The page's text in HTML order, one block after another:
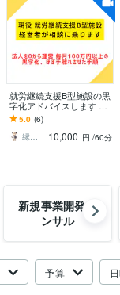
就労継続支援B型施設の黒
字化アドバイスします 利
用者獲得、利用者作業な
ど黒字化のアドバイスを
伝えます！
5.0 (6)
縁起｜月額0円で運用できるHP制作
10,000 円 /60分
新規事業開発コ
ンサル
予算